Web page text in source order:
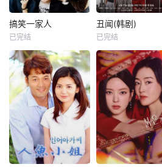
搞笑一家人
已完结
丑闻(韩剧)
已完结